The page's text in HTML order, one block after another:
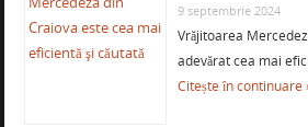
9 septembrie 2024
Vrăjitoarea
adevărat cea mai
Citește în continuare